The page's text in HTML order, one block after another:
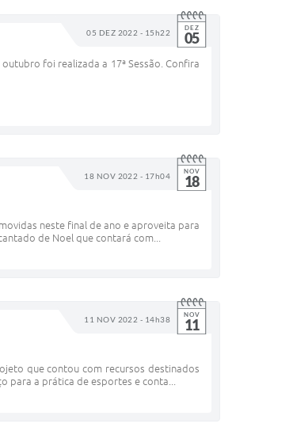
05 DEZ 2022 - 15h22 DEZ
05
foi realizada a 17ª Sessão. Confira
18 NOV 2022 - 17h04 NOV
18
neste final de ano e aproveita para
de Noel que contará com...
11 NOV 2022 - 14h38 NOV
11
que contou com recursos destinados
para a prática de esportes e conta...